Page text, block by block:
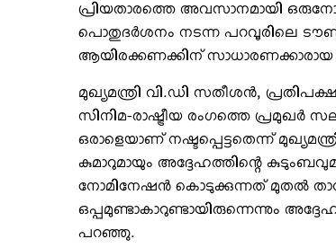
പ്രിയതാരത്തെ അവസാനമായി
പൊതുദര്‍ശനം നടന്ന പറവൂരിലെ
ആയിരക്കണക്കിന് സാധാരണക്കാരായ
മുഖ്യമന്ത്രി വി.ഡി സതീശന്‍,
സിനിമ-രാഷ്ട്രീയ രംഗത്തെ പ്രമുഖര്‍
ഒരാളെയാണ് നഷ്ടപ്പെട്ടതെന്ന്
കുമാറുമായും അദ്ദേഹത്തിന്റെ
നോമിനേഷന്‍ കൊടുക്കുന്നത് മുതല്‍ താന്‍
ഒപ്പമുണ്ടാകാറുണ്ടായിരുന്നെന്നും
പറഞ്ഞു.